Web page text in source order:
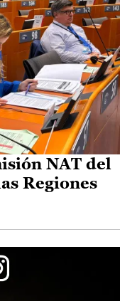
NAT del
Regiones